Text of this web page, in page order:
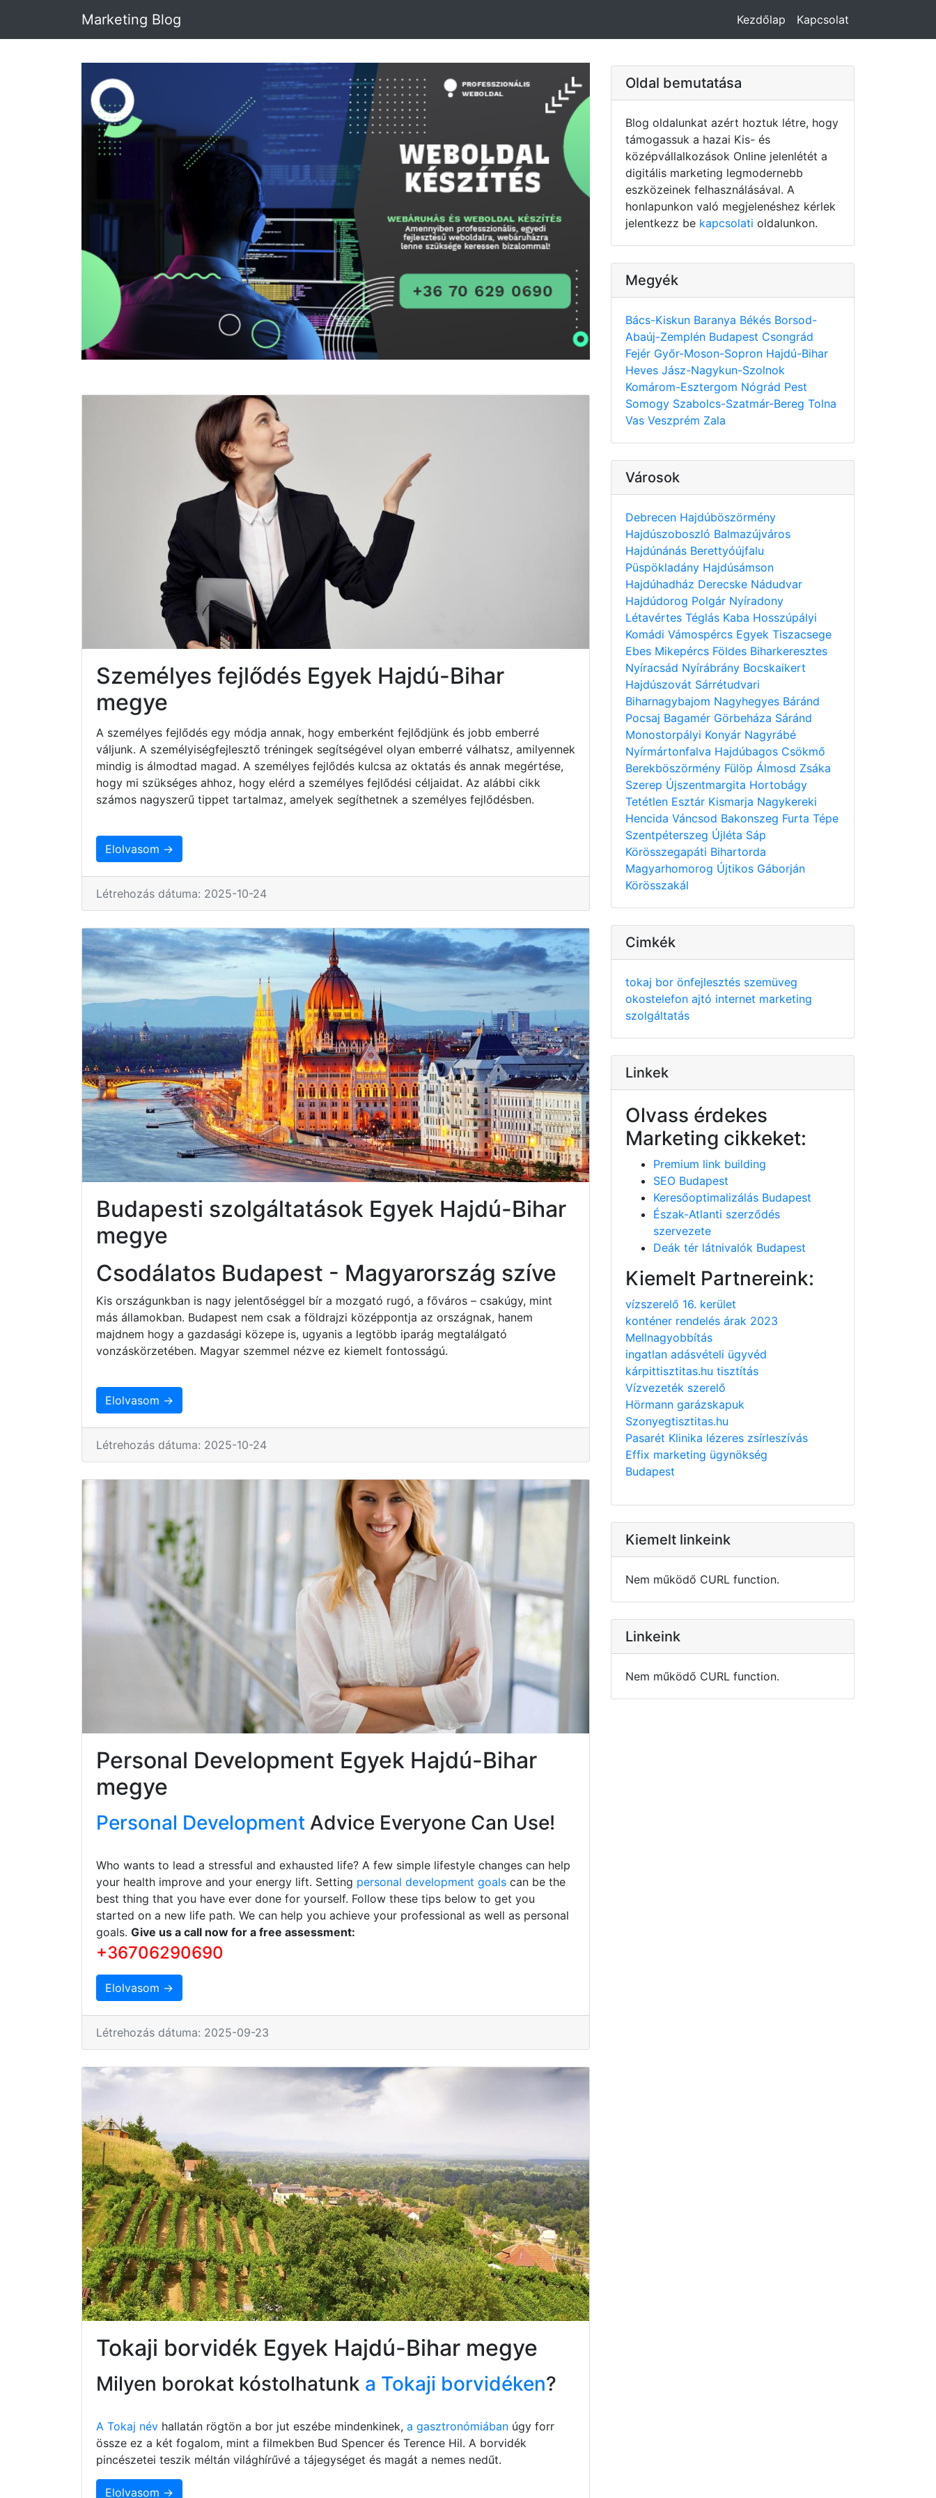
Marketing Blog Kezdőlap Kapcsolat
Személyes fejlődés Egyek Hajdú-Bihar
megye
A személyes fejlődés egy módja annak, hogy emberként fejlődjünk és jobb emberré
váljunk. A személyiségfejlesztő tréningek segítségével olyan emberré válhatsz, amilyennek
mindig is álmodtad magad. A személyes fejlődés kulcsa az oktatás és annak megértése,
hogy mi szükséges ahhoz, hogy elérd a személyes fejlődési céljaidat. Az alábbi cikk
számos nagyszerű tippet tartalmaz, amelyek segíthetnek a személyes fejlődésben.
Elolvasom →
Létrehozás dátuma: 2025-10-24
Budapesti szolgáltatások Egyek Hajdú-Bihar
megye
Csodálatos Budapest - Magyarország szíve
Kis országunkban is nagy jelentőséggel bír a mozgató rugó, a főváros – csakúgy, mint
más államokban. Budapest nem csak a földrajzi középpontja az országnak, hanem
majdnem hogy a gazdasági közepe is, ugyanis a legtöbb iparág megtalálgató
vonzáskörzetében. Magyar szemmel nézve ez kiemelt fontosságú.
Elolvasom →
Létrehozás dátuma: 2025-10-24
Personal Development Egyek Hajdú-Bihar
megye
Personal Development Advice Everyone Can Use!
Who wants to lead a stressful and exhausted life? A few simple lifestyle changes can help
your health improve and your energy lift. Setting personal development goals can be the
best thing that you have ever done for yourself. Follow these tips below to get you
started on a new life path. We can help you achieve your professional as well as personal
goals. Give us a call now for a free assessment:
+36706290690
Elolvasom →
Létrehozás dátuma: 2025-09-23
Tokaji borvidék Egyek Hajdú-Bihar megye
Milyen borokat kóstolhatunk a Tokaji borvidéken?
A Tokaj név hallatán rögtön a bor jut eszébe mindenkinek, a gasztronómiában úgy forr
össze ez a két fogalom, mint a filmekben Bud Spencer és Terence Hil. A borvidék
pincészetei teszik méltán világhírűvé a tájegységet és magát a nemes nedűt.
Elolvasom →
Oldal bemutatása
Blog oldalunkat azért hoztuk létre, hogy
támogassuk a hazai Kis- és
középvállalkozások Online jelenlétét a
digitális marketing legmodernebb
eszközeinek felhasználásával. A
honlapunkon való megjelenéshez kérlek
jelentkezz be kapcsolati oldalunkon.
Megyék
Bács-Kiskun Baranya Békés Borsod-
Abaúj-Zemplén Budapest Csongrád
Fejér Győr-Moson-Sopron Hajdú-Bihar
Heves Jász-Nagykun-Szolnok
Komárom-Esztergom Nógrád Pest
Somogy Szabolcs-Szatmár-Bereg Tolna
Vas Veszprém Zala
Városok
Debrecen Hajdúböszörmény
Hajdúszoboszló Balmazújváros
Hajdúnánás Berettyóújfalu
Püspökladány Hajdúsámson
Hajdúhadház Derecske Nádudvar
Hajdúdorog Polgár Nyíradony
Létavértes Téglás Kaba Hosszúpályi
Komádi Vámospércs Egyek Tiszacsege
Ebes Mikepércs Földes Biharkeresztes
Nyíracsád Nyírábrány Bocskaikert
Hajdúszovát Sárrétudvari
Biharnagybajom Nagyhegyes Báránd
Pocsaj Bagamér Görbeháza Sáránd
Monostorpályi Konyár Nagyrábé
Nyírmártonfalva Hajdúbagos Csökmő
Berekböszörmény Fülöp Álmosd Zsáka
Szerep Újszentmargita Hortobágy
Tetétlen Esztár Kismarja Nagykereki
Hencida Váncsod Bakonszeg Furta Tépe
Szentpéterszeg Újléta Sáp
Körösszegapáti Bihartorda
Magyarhomorog Újtikos Gáborján
Körösszakál
Cimkék
tokaj bor önfejlesztés szemüveg
okostelefon ajtó internet marketing
szolgáltatás
Linkek
Olvass érdekes
Marketing cikkeket:
Premium link building
SEO Budapest
Keresőoptimalizálás Budapest
Észak-Atlanti szerződés
szervezete
Deák tér látnivalók Budapest
Kiemelt Partnereink:
vízszerelő 16. kerület
konténer rendelés árak 2023
Mellnagyobbítás
ingatlan adásvételi ügyvéd
kárpittisztitas.hu tisztítás
Vízvezeték szerelő
Hörmann garázskapuk
Szonyegtisztitas.hu
Pasarét Klinika lézeres zsírleszívás
Effix marketing ügynökség
Budapest
Kiemelt linkeink
Nem működő CURL function.
Linkeink
Nem működő CURL function.